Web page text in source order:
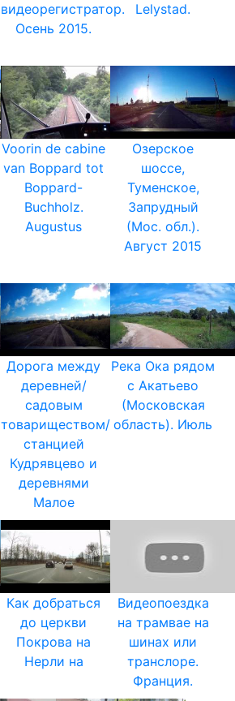
видеорегистратор.
Осень 2015.
Lelystad.
Voorin de cabine
van Boppard tot
Boppard-
Buchholz.
Augustus
Озерское
шоссе,
Туменское,
Запрудный
(Мос. обл.).
Август 2015
Дорога между
деревней/
садовым
товариществом/
станцией
Кудрявцево и
деревнями
Малое
Река Ока рядом
с Акатьево
(Московская
область). Июль
Как добраться
до церкви
Покрова на
Нерли на
Видеопоездка
на трамвае на
шинах или
транслоре.
Франция.